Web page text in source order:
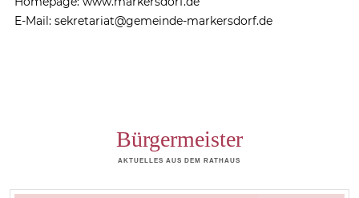
E-Mail: sekretariat@gemeinde-markersdorf.de
Bürgermeister
AKTUELLES AUS DEM RATHAUS